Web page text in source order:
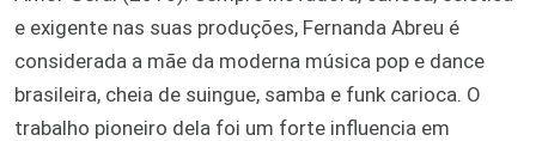
e exigente nas suas produções, Fernanda Abreu é
considerada a mãe da moderna música pop e dance
brasileira, cheia de suingue, samba e funk carioca. O
trabalho pioneiro dela foi um forte influencia em